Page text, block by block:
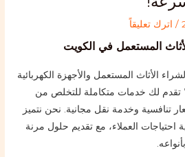
/ اترك تعليقاً
المستعمل في الكويت
الأثاث المستعمل والأجهزة الكهربائية
لك خدمات متكاملة للتخلص من
تنافسية وخدمة نقل مجانية. نحن نتميز
احتياجات العملاء، مع تقديم حلول مرنة